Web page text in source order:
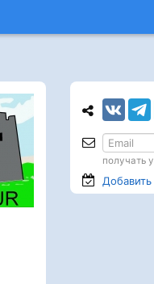
получать